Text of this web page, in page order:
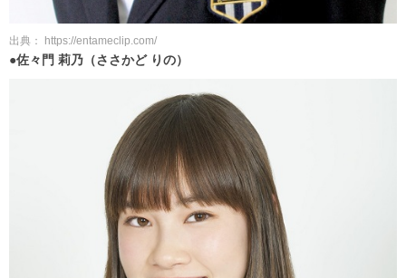
出典： https://entameclip.com/
●佐々門 莉乃（ささかど りの）